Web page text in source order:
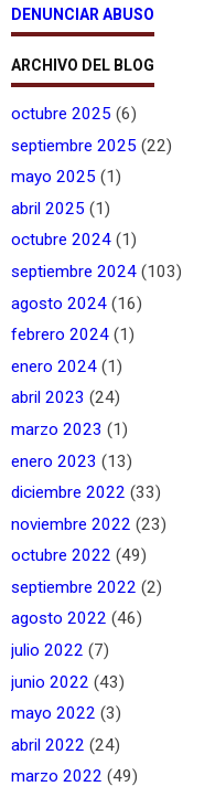
DENUNCIAR ABUSO
ARCHIVO DEL BLOG
octubre 2025 (6)
septiembre 2025 (22)
mayo 2025 (1)
abril 2025 (1)
octubre 2024 (1)
septiembre 2024 (103)
agosto 2024 (16)
febrero 2024 (1)
enero 2024 (1)
abril 2023 (24)
marzo 2023 (1)
enero 2023 (13)
diciembre 2022 (33)
noviembre 2022 (23)
octubre 2022 (49)
septiembre 2022 (2)
agosto 2022 (46)
julio 2022 (7)
junio 2022 (43)
mayo 2022 (3)
abril 2022 (24)
marzo 2022 (49)